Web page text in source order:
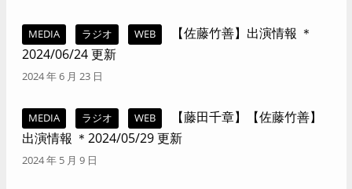
MEDIA ラジオ WEB
【佐藤竹善】出演情報 ＊
2024/06/24 更新
2024 年 6 月 23 日
MEDIA ラジオ WEB
【藤田千章】【佐藤竹善】
出演情報 ＊2024/05/29 更新
2024 年 5 月 9 日